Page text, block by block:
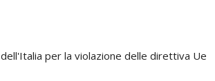
per la violazione delle direttiva Ue